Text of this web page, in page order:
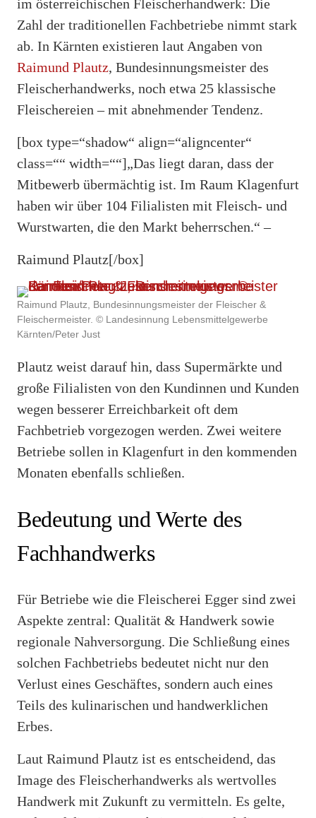
im österreichischen Fleischerhandwerk: Die
Zahl der traditionellen Fachbetriebe nimmt stark
ab. In Kärnten existieren laut Angaben von
Raimund Plautz, Bundesinnungsmeister des
Fleischerhandwerks, noch etwa 25 klassische
Fleischereien – mit abnehmender Tendenz.
[box type=“shadow“ align=“aligncenter“
class=““ width=““]„Das liegt daran, dass der
Mitbewerb übermächtig ist. Im Raum Klagenfurt
haben wir über 104 Filialisten mit Fleisch- und
Wurstwarten, die den Markt beherrschen.“ –
Raimund Plautz[/box]
Raimund Plautz, Bundesinnungsmeister der Fleischer &
Fleischermeister. © Landesinnung Lebensmittelgewerbe
Kärnten/Peter Just
Plautz weist darauf hin, dass Supermärkte und
große Filialisten von den Kundinnen und Kunden
wegen besserer Erreichbarkeit oft dem
Fachbetrieb vorgezogen werden. Zwei weitere
Betriebe sollen in Klagenfurt in den kommenden
Monaten ebenfalls schließen.
Bedeutung und Werte des
Fachhandwerks
Für Betriebe wie die Fleischerei Egger sind zwei
Aspekte zentral: Qualität & Handwerk sowie
regionale Nahversorgung. Die Schließung eines
solchen Fachbetriebs bedeutet nicht nur den
Verlust eines Geschäftes, sondern auch eines
Teils des kulinarischen und handwerklichen
Erbes.
Laut Raimund Plautz ist es entscheidend, das
Image des Fleischerhandwerks als wertvolles
Handwerk mit Zukunft zu vermitteln. Es gelte,